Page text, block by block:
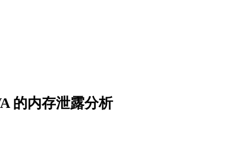
的内存泄露分析